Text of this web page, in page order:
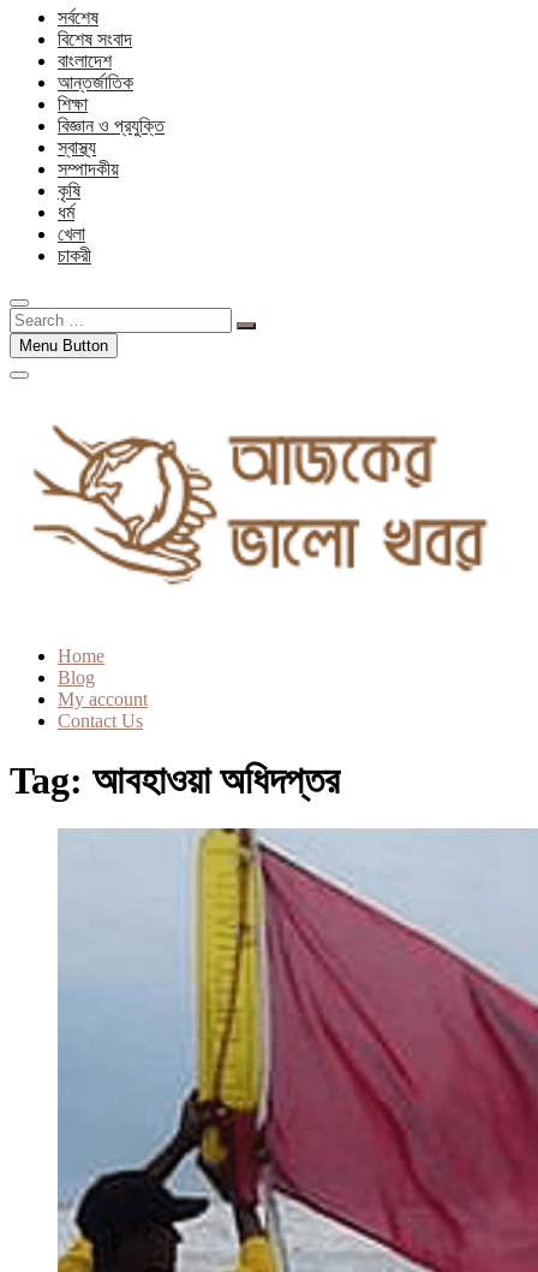
সর্বশেষ
বিশেষ সংবাদ
বাংলাদেশ
আন্তর্জাতিক
শিক্ষা
বিজ্ঞান ও প্রযুক্তি
স্বাস্থ্য
সম্পাদকীয়
কৃষি
ধর্ম
খেলা
চাকরী
Search
…Menu Button
Home
Blog
My account
Contact Us
Tag: আবহাওয়া অধিদপ্তর